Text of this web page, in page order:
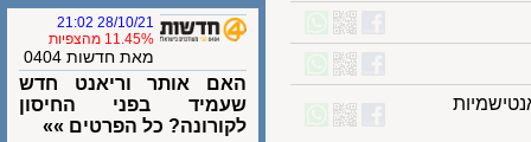
28/10/21 21:02
11.45% מהצפיות
מאת חדשות 0404
האם אותר וריאנט חדש
שעמיד בפני החיסון
לקורונה? כל הפרטים »»